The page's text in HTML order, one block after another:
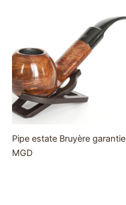
Pipe estate Bruyère garantie
MGD